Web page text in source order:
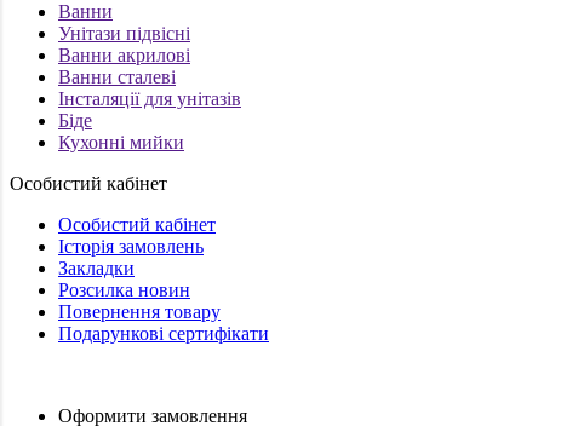
Ванни
Унітази підвісні
Ванни акрилові
Ванни сталеві
Інсталяції для унітазів
Біде
Кухонні мийки
Особистий кабінет
Особистий кабінет
Історія замовлень
Закладки
Розсилка новин
Повернення товару
Подарункові сертифікати
Оформити замовлення